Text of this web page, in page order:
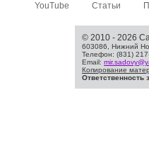
YouTube Статьи
© 2010 - 2026
603086, Нижний
Телефон: (831)
Email:
Копирование
Ответственность